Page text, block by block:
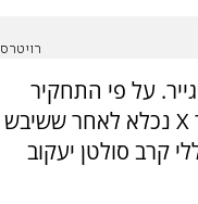
רויטרס
על פי התחקיר
של רשת ABC האוסטרלית, העציר X נכלא לאחר ששיבש
קרב סולטן יעקוב